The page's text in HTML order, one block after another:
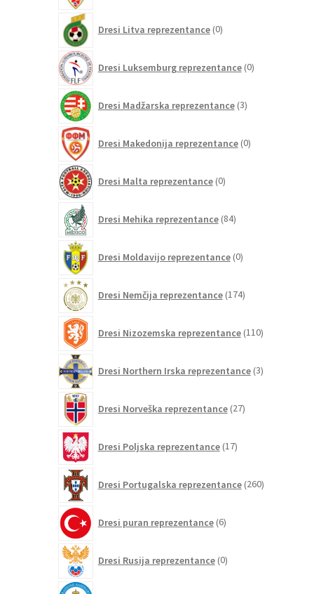
Dresi Litva reprezentance 0izdelkov
Dresi Luksemburg reprezentance 0izdelkov
Dresi Madžarska reprezentance 3izdelki
Dresi Makedonija reprezentance 0izdelkov
Dresi Malta reprezentance 0izdelkov
Dresi Mehika reprezentance 84izdelkov
Dresi Moldavijo reprezentance 0izdelkov
Dresi Nemčija reprezentance 174izdelkov
Dresi Nizozemska reprezentance 110izdelkov
Dresi Northern Irska reprezentance 3izdelki
Dresi Norveška reprezentance 27izdelkov
Dresi Poljska reprezentance 17izdelkov
Dresi Portugalska reprezentance 260izdelkov
Dresi puran reprezentance 6izdelkov
Dresi Rusija reprezentance 0izdelkov